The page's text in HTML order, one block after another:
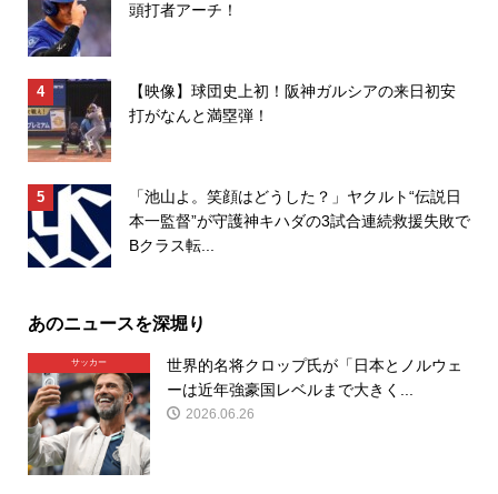
頭打者アーチ！
【映像】球団史上初！阪神ガルシアの来日初安
打がなんと満塁弾！
「池山よ。笑顔はどうした？」ヤクルト“伝説日
本一監督”が守護神キハダの3試合連続救援失敗で
Bクラス転...
あのニュースを深堀り
サッカー
世界的名将クロップ氏が「日本とノルウェ
ーは近年強豪国レベルまで大きく...
2026.06.26